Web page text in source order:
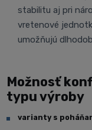
stabilitu aj pri
vretenové
umožňujú
Možnosť
typu výroby
varianty s